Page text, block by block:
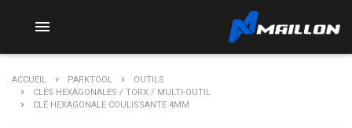

ACCUEIL PARKTOOL
OUTILS
CLÉS HEXAGONALES / TORX / MULTI-OUTIL
CLÉ HEXAGONALE COULISSANTE 4MM